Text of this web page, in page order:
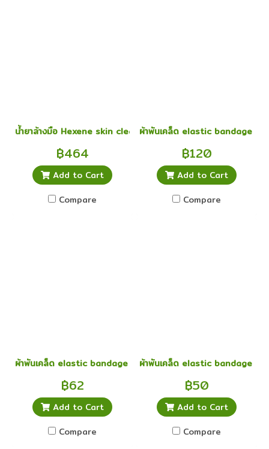
น้ำยาล้างมือ Hexene skin cleanser 4% 500 ml
฿464
Add to Cart
Compare
ผ้าพันเคล็ด elastic bandage อี
฿120
Add to Cart
Compare
ผ้าพันเคล็ด elastic bandage อีลาสติก อิลาสติก ผ้ายืดพันเคล็ด 3 นิ้
฿62
Add to Cart
Compare
ผ้าพันเคล็ด elastic bandage อี
฿50
Add to Cart
Compare